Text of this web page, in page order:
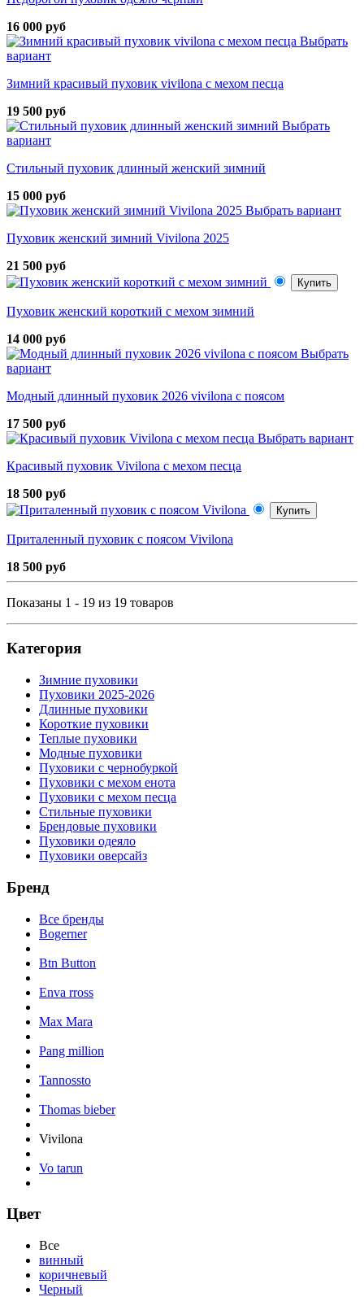
16 000 руб
Выбрать
вариант
Зимний красивый пуховик vivilona с мехом песца
19 500 руб
Выбрать
вариант
Стильный пуховик длинный женский зимний
15 000 руб
Выбрать вариант
Пуховик женский зимний Vivilona 2025
21 500 руб
Купить
Пуховик женский короткий с мехом зимний
14 000 руб
Выбрать
вариант
Модный длинный пуховик 2026 vivilona с поясом
17 500 руб
Выбрать вариант
Красивый пуховик Vivilona с мехом песца
18 500 руб
Купить
Приталенный пуховик с поясом Vivilona
18 500 руб
Показаны 1 - 19 из 19 товаров
Категория
Зимние пуховики
Пуховики 2025-2026
Длинные пуховики
Короткие пуховики
Теплые пуховики
Модные пуховики
Пуховики с чернобуркой
Пуховики с мехом енота
Пуховики с мехом песца
Стильные пуховики
Брендовые пуховики
Пуховики одеяло
Пуховики оверсайз
Бренд
Все бренды
Bogerner
Btn Button
Enva rross
Max Mara
Pang million
Tannossto
Thomas bieber
Vivilona
Vo tarun
Цвет
Все
винный
коричневый
Черный